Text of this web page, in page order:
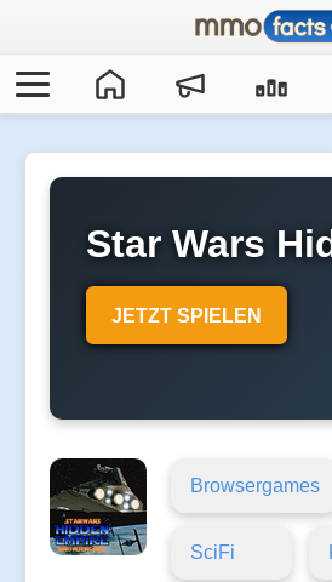
Star Wars
Empire
JETZT SPIELEN
Browsergames
SciFi